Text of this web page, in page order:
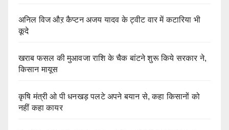
अनिल विज औऱ कैप्टन अजय यादव के ट्वीट वार में कटारिया भी
कूदे
खराब फसल की मुआवजा राशि के चैक बांटने शुरू किये सरकार ने,
किसान मायूस
कृषि मंत्री ओ पी धनखड़ पलटे अपने बयान से, कहा किसानों को
नहीं कहा कायर